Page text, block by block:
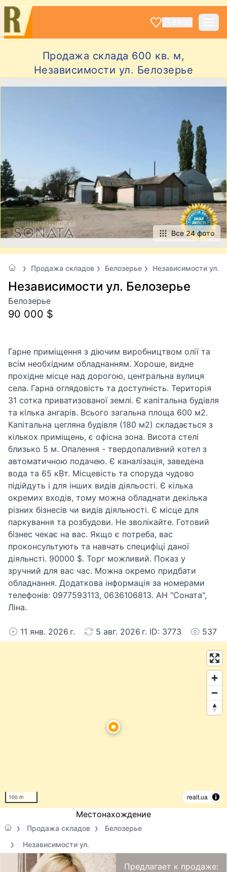
Продажа склада 600 кв. м,
Независимости ул. Белозерье
Все 24 фото
Продажа складов Белозерье Независимости ул.
Независимости ул. Белозерье
Белозерье
90 000 $
Гарне приміщення з діючим виробництвом олії та
всім необхідним обладнанням. Хороше, видне
прохідне місце над дорогою, центральна вулиця
села. Гарна оглядовість та доступність. Територія
31 сотка приватизованої землі. Є капітальна будівля
та кілька ангарів. Всього загальна площа 600 м2.
Капітальна цегляна будівля (180 м2) складається з
кількох приміщень, є офісна зона. Висота стелі
близько 5 м. Опалення - твердопаливний котел з
автоматичною подачею. Є каналізація, заведена
вода та 65 кВт. Місцевість та споруда чудово
підійдуть і для інших видів діяльості. Є кілька
окремих входів, тому можна обладнати декілька
різних бізнесів чи видів діяльності. Є місце для
паркування та розбудови. Не зволікайте. Готовий
бізнес чекає на вас. Якщо є потреба, вас
проконсультують та навчать специфіці даної
діяльнсті. 90000 $. Торг можливий. Показ у
зручний для вас час. Можна окремо придбати
обладнання. Додаткова інформація за номерами
телефонів: 0977593113, 0636106813. АН "Соната",
Ліна.
11 янв. 2026 г. 5 авг. 2026 г. ID: 3773 537
100 m realt.ua
Местонахождение
Продажа складов
Белозерье
Независимости ул.
Предлагает к продаже: